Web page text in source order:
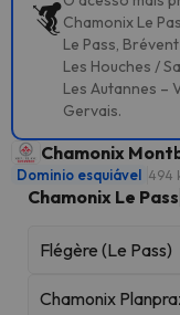
Chamonix Le
Le Pass,
Les Houches /
Les Autannes –
Gervais.
Chamonix
Dominio esquiável 494
Chamonix Le Pass
Flégère (Le Pass)
Chamonix